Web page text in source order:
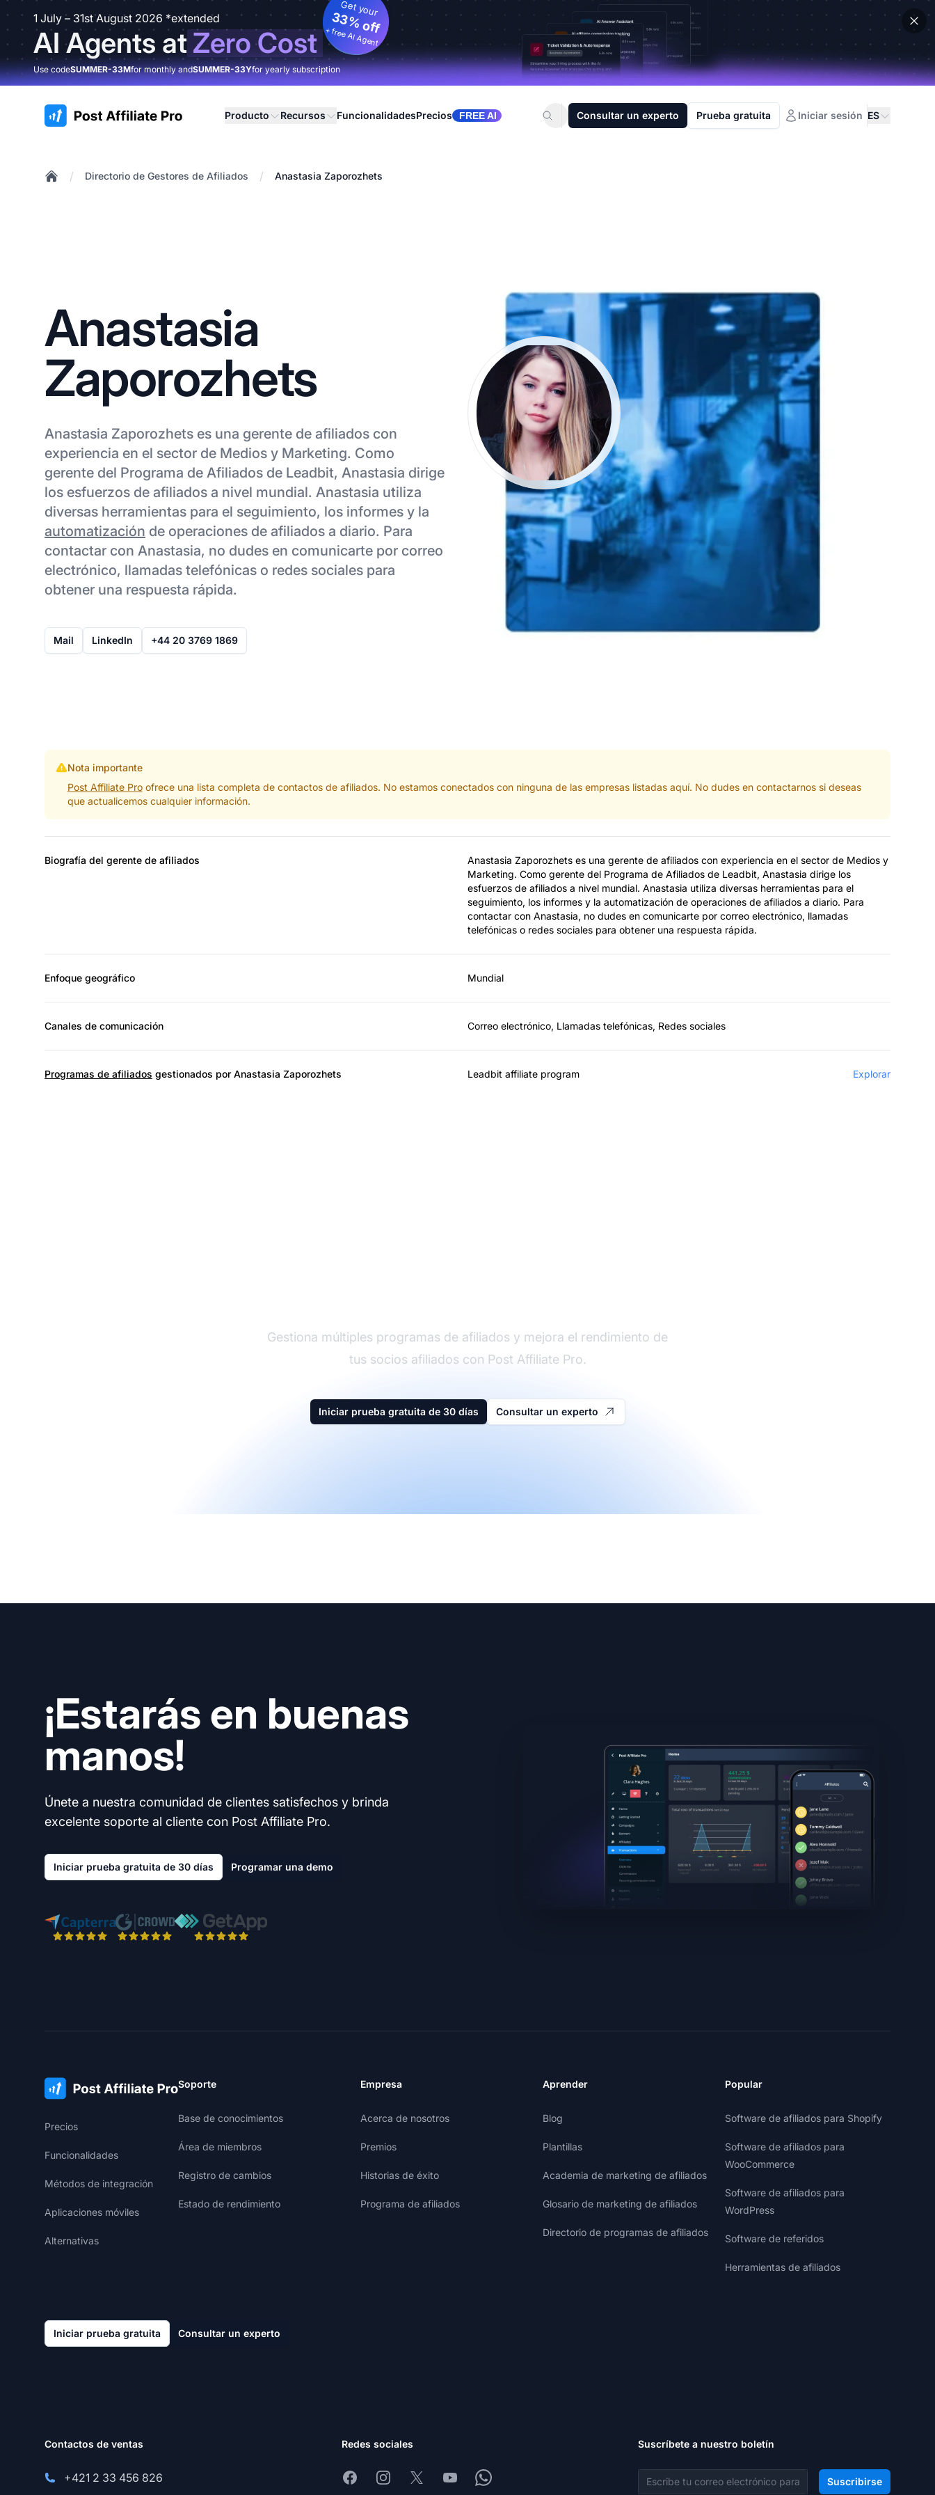
1 July – 31st August 2026 *extended
AI Agents atZero Cost
Get your
33% off
+ free AI Agent
Use codeSUMMER-33Mfor monthly andSUMMER-33Yfor yearly subscription
:site.title Producto Recursos FuncionalidadesPrecios FREE AI Consultar un experto Prueba gratuita Iniciar sesión ES
/ Directorio de Gestores de Afiliados / Anastasia Zaporozhets
Anastasia
Zaporozhets
Anastasia Zaporozhets es una gerente de afiliados con
experiencia en el sector de Medios y Marketing. Como
gerente del Programa de Afiliados de Leadbit, Anastasia dirige
los esfuerzos de afiliados a nivel mundial. Anastasia utiliza
diversas herramientas para el seguimiento, los informes y la
automatización de operaciones de afiliados a diario. Para
contactar con Anastasia, no dudes en comunicarte por correo
electrónico, llamadas telefónicas o redes sociales para
obtener una respuesta rápida.
Mail LinkedIn +44 20 3769 1869
Nota importante
Post Affiliate Proofrece una lista completa de contactos de afiliados. No estamos conectados con ninguna de las empresas listadas aquí. No dudes en contactarnos si deseas
que actualicemos cualquier información.
Biografía del gerente de afiliados
Anastasia Zaporozhets es una gerente de afiliados con experiencia en el sector de Medios y
Marketing. Como gerente del Programa de Afiliados de Leadbit, Anastasia dirige los
esfuerzos de afiliados a nivel mundial. Anastasia utiliza diversas herramientas para el
seguimiento, los informes y la automatización de operaciones de afiliados a diario. Para
contactar con Anastasia, no dudes en comunicarte por correo electrónico, llamadas
telefónicas o redes sociales para obtener una respuesta rápida.
Enfoque geográfico Mundial
Canales de comunicación Correo electrónico, Llamadas telefónicas, Redes sociales
Programas de afiliados gestionados por Anastasia Zaporozhets Leadbit affiliate program Explorar
Gestiona múltiples programas de afiliados y mejora el rendimiento de
tus socios afiliados con Post Affiliate Pro.
Iniciar prueba gratuita de 30 días Consultar un experto
¡Estarás en buenas
manos!
Únete a nuestra comunidad de clientes satisfechos y brinda
excelente soporte al cliente con Post Affiliate Pro.
Iniciar prueba gratuita de 30 días Programar una demo
Precios
Funcionalidades
Métodos de integración
Aplicaciones móviles
Alternativas
Soporte
Base de conocimientos
Área de miembros
Registro de cambios
Estado de rendimiento
Empresa
Acerca de nosotros
Premios
Historias de éxito
Programa de afiliados
Aprender
Blog
Plantillas
Academia de marketing de afiliados
Glosario de marketing de afiliados
Directorio de programas de afiliados
Popular
Software de afiliados para Shopify
Software de afiliados para
WooCommerce
Software de afiliados para
WordPress
Software de referidos
Herramientas de afiliados
Iniciar prueba gratuita Consultar un experto
Contactos de ventas
+421 2 33 456 826
Redes sociales
FacebookInstagram
X YoutubeWhatsapp
Suscríbete a nuestro boletín
Dirección de correo electrónico Suscribirse